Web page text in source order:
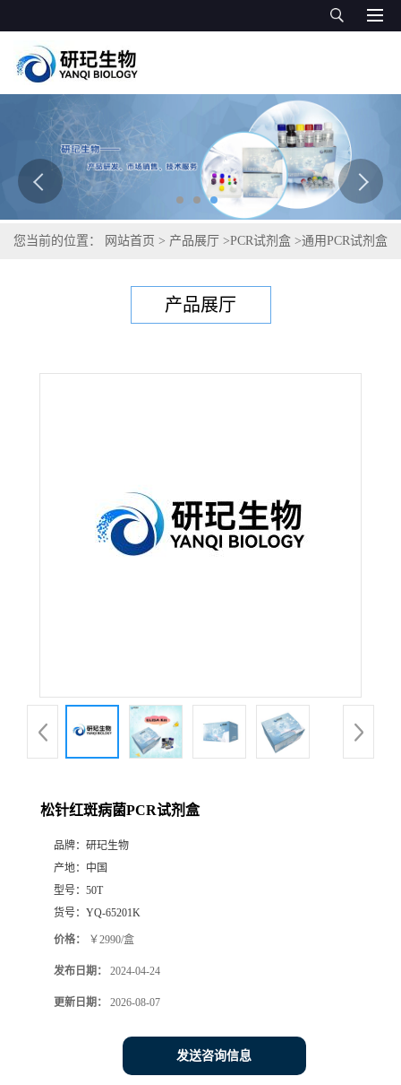
您当前的位置： 网站首页 > 产品展厅 >PCR试剂盒 >通用PCR试剂盒
产品展厅
松针红斑病菌PCR试剂盒
品牌： 研玘生物
产地： 中国
型号： 50T
货号： YQ-65201K
价格： ￥2990/盒
发布日期： 2024-04-24
更新日期： 2026-08-07
发送咨询信息